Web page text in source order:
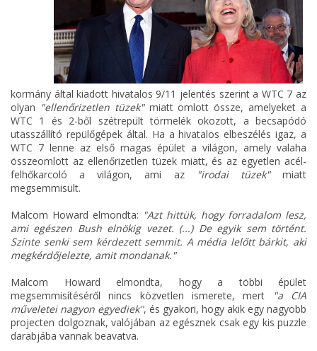
kormány által kiadott hivatalos 9/11 jelentés szerint a WTC 7 az
olyan "ellenőrizetlen tüzek"miatt omlott össze, amelyeket a
WTC 1 és 2-ből szétrepült törmelék okozott, a becsapódó
utasszállító repülőgépek által. Ha a hivatalos elbeszélés igaz, a
WTC 7 lenne az első magas épület a világon, amely valaha
összeomlott az ellenőrizetlen tüzek miatt, és az egyetlen acél-
felhőkarcoló a világon, ami az
"irodai tüzek"miatt
megsemmisült.
Malcom Howard elmondta: "Azt hittük, hogy forradalom lesz,
ami egészen Bush elnökig vezet. (...) De egyik sem történt.
Szinte senki sem kérdezett semmit. A média lelőtt bárkit, aki
megkérdőjelezte, amit mondanak."
Malcom Howard elmondta, hogy a többi épület
megsemmisítéséről nincs közvetlen ismerete, mert
"a CIA
műveletei nagyon egyediek", és gyakori, hogy akik egy nagyobb
projecten dolgoznak, valójában az egésznek csak egy kis puzzle
darabjába vannak beavatva.